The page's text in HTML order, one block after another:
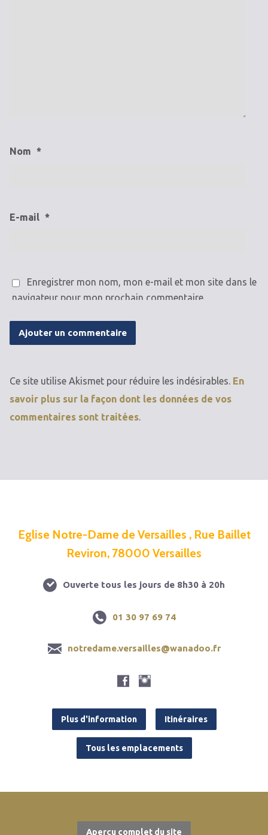
Nom *
E-mail *
Enregistrer mon nom, mon e-mail et mon site dans le
navigateur pour mon prochain commentaire.
Ce site utilise Akismet pour réduire les indésirables. En
savoir plus sur la façon dont les données de vos
commentaires sont traitées.
Eglise Notre-Dame de Versailles , Rue Baillet
Reviron, 78000 Versailles
Ouverte tous les jours de 8h30 à 20h
01 30 97 69 74
notredame.versailles@wanadoo.fr
Plus d'information Itinéraires
Tous les emplacements
Aperçu complet du site